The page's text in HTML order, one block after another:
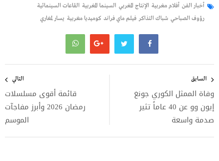
أخبار الفن أفلام مغربية الإنتاج المغربي السينما المغربية القاعات السينمائية
رؤوف الصباحي شباك التذاكر فيلم ماي فراند كوميديا مغربية يسار لمغاري
المقالات
السابق
وفاة الممثل الكوري جونغ
إيون وو عن 40 عاماً تثير
صدمة واسعة
التالي
قائمة أقوى مسلسلات
رمضان 2026 وأبرز مفاجآت
الموسم